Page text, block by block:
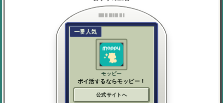
一番人気
モッピー
ポイ活するならモッピー！
公式サイトへ